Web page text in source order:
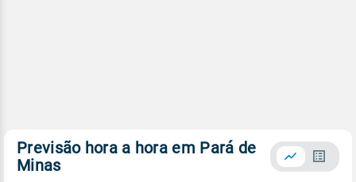
Previsão hora a hora em Pará de
Minas